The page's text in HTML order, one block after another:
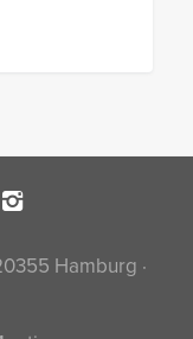
Hamburg ·